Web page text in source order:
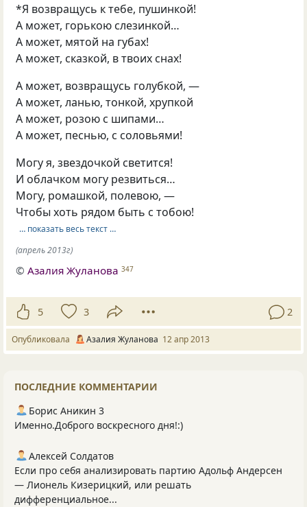
*Я возвращусь к тебе, пушинкой!
А может, горькою слезинкой…
А может, мятой на губах!
А может, сказкой, в твоих снах!
А может, возвращусь голубкой, —
А может, ланью, тонкой, хрупкой
А может, розою с шипами…
А может, песнью, с соловьями!
Могу я, звездочкой светится!
И облачком могу резвиться…
Могу, ромашкой, полевою, —
Чтобы хоть рядом быть с тобою!
… показать весь текст …
(апрель 2013г)
©Азалия Жуланова 347
5 3 2
Опубликовала Азалия Жуланова 12 апр 2013
ПОСЛЕДНИЕ КОММЕНТАРИИ
Борис Аникин 3
Именно.Доброго воскресного дня!:)
Алексей Солдатов
Если про себя анализировать партию Адольф Андерсен
— Лионель Кизерицкий, или решать
дифференциальное...